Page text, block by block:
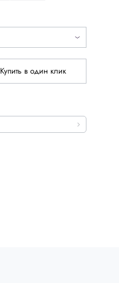
Купить в один клик